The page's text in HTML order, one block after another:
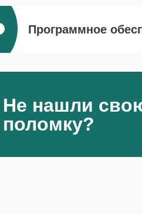
Программное
Не нашли
поломку?